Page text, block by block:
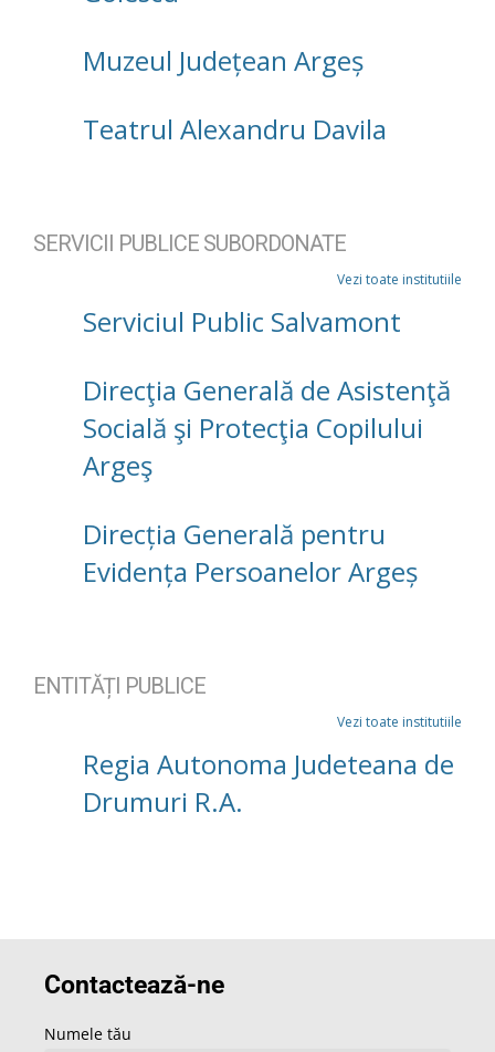
Muzeul Județean Argeș
Teatrul Alexandru Davila
SERVICII PUBLICE SUBORDONATE
Vezi toate institutiile
Serviciul Public Salvamont
Direcţia Generală de Asistenţă
Socială şi Protecţia Copilului
Argeş
Direcția Generală pentru
Evidența Persoanelor Argeș
ENTITĂȚI PUBLICE
Vezi toate institutiile
Regia Autonoma Judeteana de
Drumuri R.A.